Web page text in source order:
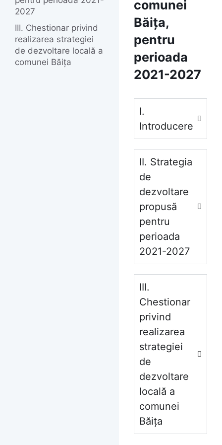
2027
III. Chestionar privind
realizarea strategiei
de dezvoltare locală a
comunei Băița
comunei
Băița,
pentru
perioada
2021-2027
I.
Introducere
II. Strategia
de
dezvoltare
propusă
pentru
perioada
2021-2027
III.
Chestionar
privind
realizarea
strategiei
de
dezvoltare
locală a
comunei
Băița